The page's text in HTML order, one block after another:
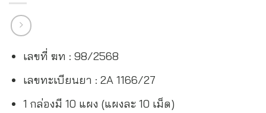
เลขที่ ฆท : 98/2568
เลขทะเบียนยา : 2A 1166/27
1 กล่องมี 10 แผง (แผงละ 10 เม็ด)